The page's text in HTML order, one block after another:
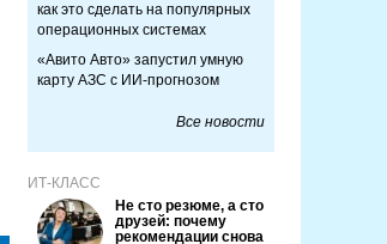
как это сделать на популярных
операционных системах
«Авито Авто» запустил умную
карту АЗС с ИИ-прогнозом
Все новости
ИТ-КЛАСС
Не сто резюме, а сто
друзей: почему
рекомендации снова